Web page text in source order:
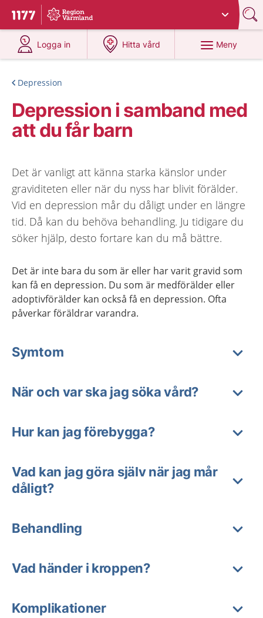
Till startsidan för 1177
Du har valt region
Logga in
på 1177.se
Hitta vård
på 1177.se
Meny
Depression
Depression i samband med
att du får barn
Det är vanligt att känna starka känslor under
graviditeten eller när du nyss har blivit förälder.
Vid en depression mår du dåligt under en längre
tid. Då kan du behöva behandling. Ju tidigare du
söker hjälp, desto fortare kan du må bättre.
Det är inte bara du som är eller har varit gravid som
kan få en depression. Du som är medförälder eller
adoptivförälder kan också få en depression. Ofta
påverkar föräldrar varandra.
Symtom
När och var ska jag söka vård?
Hur kan jag förebygga?
Vad kan jag göra själv när jag mår
dåligt?
Behandling
Vad händer i kroppen?
Komplikationer